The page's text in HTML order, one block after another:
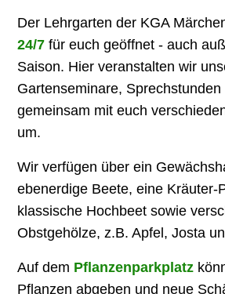
Der Lehrgarten der KGA
24/7 für euch geöffnet - auch
Saison. Hier veranstalten wir
Gartenseminare, Sprechstunden
gemeinsam mit euch
um.
Wir verfügen über ein
ebenerdige Beete, eine Kräuter-
klassische Hochbeet sowie
Obstgehölze, z.B. Apfel, Josta
Auf dem Pflanzenparkplatz
Pflanzen abgeben und neue